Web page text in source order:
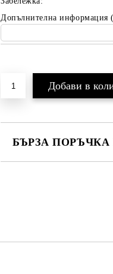
Допълнителна информация
БЪРЗА ПОРЪЧКА